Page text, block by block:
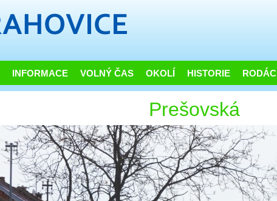
INFORMACE VOLNÝ ČAS OKOLÍ HISTORIE RODÁCI
Prešovská